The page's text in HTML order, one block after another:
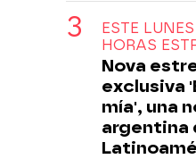
ESTE
HORAS
Nova
exclusiva
mía', una
argentina